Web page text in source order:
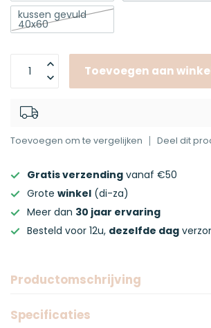
kussen gevuld
40x60
Toevoegen aan
Toevoegen om te vergelijken Deel dit
Gratis verzending vanaf €50
Grote winkel (di-za)
Meer dan 30 jaar ervaring
Besteld voor 12u, dezelfde dag
Productomschrijving
Specificaties